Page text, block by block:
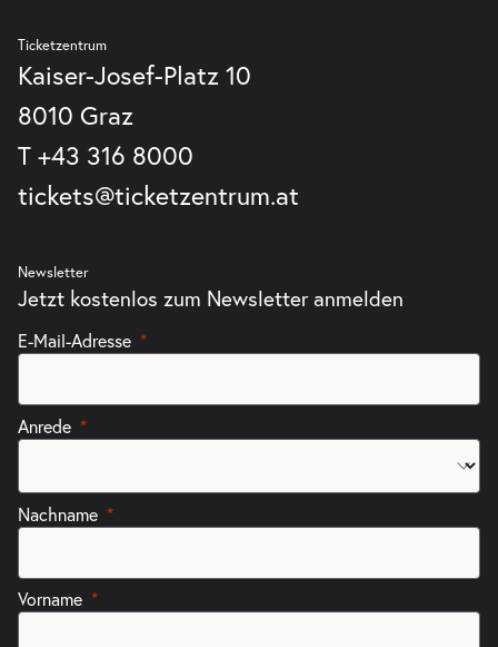
Ticketzentrum
Kaiser-Josef-Platz 10
8010 Graz
T +43 316 8000
tickets@ticketzentrum.at
Newsletter
Jetzt kostenlos zum Newsletter anmelden
E-Mail-Adresse
Anrede
Nachname
Vorname